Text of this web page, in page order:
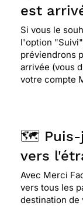
est
Si vous le
l'option
préviendrons
arrivée (vous
votre compte
🗺️ Puis-
vers
Avec Merci
vers tous les
destination de